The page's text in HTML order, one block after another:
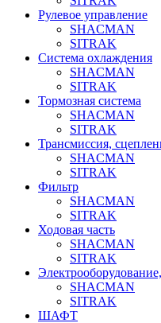
Рулевое управление
SHACMAN
SITRAK
Система охлаждения
SHACMAN
SITRAK
Тормозная система
SHACMAN
SITRAK
Трансмиссия,
SHACMAN
SITRAK
Фильтр
SHACMAN
SITRAK
Ходовая часть
SHACMAN
SITRAK
SHACMAN
SITRAK
ШАФТ